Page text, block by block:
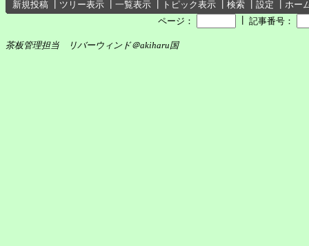
新規投稿 ツリー表示 一覧表示 トピック表示 検索 設定
ホー
ページ：
記事番号：
茶板管理担当 リバーウィンド＠akiharu国